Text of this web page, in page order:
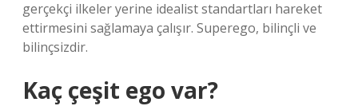
gerçekçi ilkeler yerine idealist standartları hareket
ettirmesini sağlamaya çalışır. Superego, bilinçli ve
bilinçsizdir.
Kaç çeşit ego var?